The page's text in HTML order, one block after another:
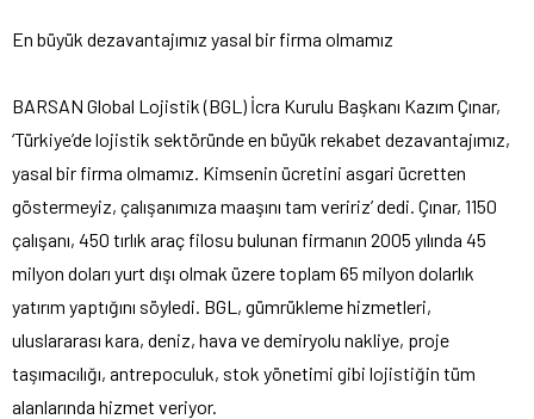
En büyük dezavantajımız yasal bir firma olmamız
BARSAN Global Lojistik (BGL) İcra Kurulu Başkanı Kazım Çınar,
‘Türkiye’de lojistik sektöründe en büyük rekabet dezavantajımız,
yasal bir firma olmamız. Kimsenin ücretini asgari ücretten
göstermeyiz, çalışanımıza maaşını tam veririz’ dedi. Çınar, 1150
çalışanı, 450 tırlık araç filosu bulunan firmanın 2005 yılında 45
milyon doları yurt dışı olmak üzere toplam 65 milyon dolarlık
yatırım yaptığını söyledi. BGL, gümrükleme hizmetleri,
uluslararası kara, deniz, hava ve demiryolu nakliye, proje
taşımacılığı, antrepoculuk, stok yönetimi gibi lojistiğin tüm
alanlarında hizmet veriyor.